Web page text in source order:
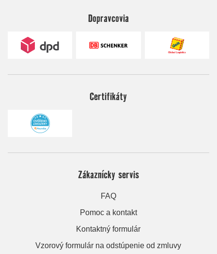
Dopravcovia
Certifikáty
Zákaznícky servis
FAQ
Pomoc a kontakt
Kontaktný formulár
Vzorový formulár na odstúpenie od zmluvy